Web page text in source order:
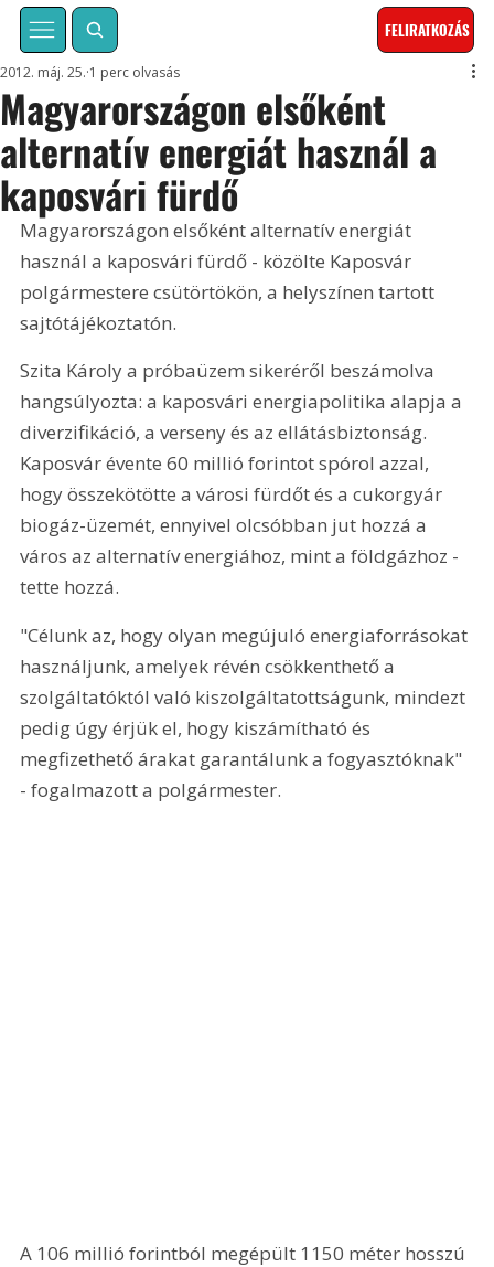
FELIRATKOZÁS
Magyarországon elsőként
alternatív energiát használ a
kaposvári fürdő
2012. máj. 25. 1 perc olvasás
Magyarországon elsőként alternatív energiát
használ a kaposvári fürdő - közölte Kaposvár
polgármestere csütörtökön, a helyszínen tartott
sajtótájékoztatón.
Szita Károly a próbaüzem sikeréről beszámolva
hangsúlyozta: a kaposvári energiapolitika alapja a
diverzifikáció, a verseny és az ellátásbiztonság.
Kaposvár évente 60 millió forintot spórol azzal,
hogy összekötötte a városi fürdőt és a cukorgyár
biogáz-üzemét, ennyivel olcsóbban jut hozzá a
város az alternatív energiához, mint a földgázhoz -
tette hozzá.
"Célunk az, hogy olyan megújuló energiaforrásokat
használjunk, amelyek révén csökkenthető a
szolgáltatóktól való kiszolgáltatottságunk, mindezt
pedig úgy érjük el, hogy kiszámítható és
megfizethető árakat garantálunk a fogyasztóknak"
- fogalmazott a polgármester.
A 106 millió forintból megépült 1150 méter hosszú